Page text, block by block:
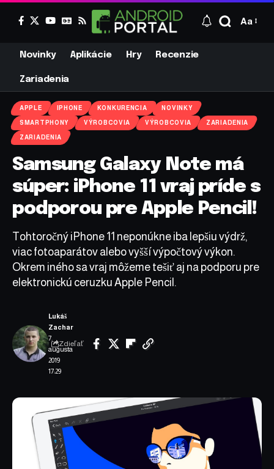
Aa
Novinky Aplikácie Hry Recenzie
Zariadenia
APPLE IPHONE KONKURENCIA NOVINKY
SMARTPHONY VÝROBCOVIA VÝROBCOVIA ZARIADENIA
ZARIADENIA
Samsung Galaxy Note má
súper: iPhone 11 vraj príde s
podporou pre Apple Pencil!
Tohtoročný iPhone 11 neponúkne iba lepšiu výdrž,
viac fotoaparátov alebo vyšší výpočtový výkon.
Okrem iného sa vraj môžeme tešiť aj na podporu pre
elektronickú ceruzku Apple Pencil.
7.
augusta
2019
17:29
Lukáš
Zachar
Zdieľať